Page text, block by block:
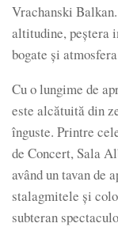
Vrachanski
altitudine, peștera
bogate și
Cu o lungime de
este alcătuită din
înguste. Printre
de Concert, Sala
având un tavan
stalagmitele și
subteran